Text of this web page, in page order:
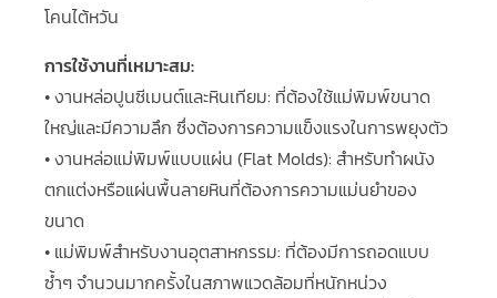
โคนไต้หวัน
การใช้งานที่เหมาะสม:
• งานหล่อปูนซีเมนต์และหินเทียม: ที่ต้องใช้แม่พิมพ์ขนาด
ใหญ่และมีความลึก ซึ่งต้องการความแข็งแรงในการพยุงตัว
• งานหล่อแม่พิมพ์แบบแผ่น (Flat Molds): สำหรับทำผนัง
ตกแต่งหรือแผ่นพื้นลายหินที่ต้องการความแม่นยำของ
ขนาด
• แม่พิมพ์สำหรับงานอุตสาหกรรม: ที่ต้องมีการถอดแบบ
ซ้ำๆ จำนวนมากครั้งในสภาพแวดล้อมที่หนักหน่วง